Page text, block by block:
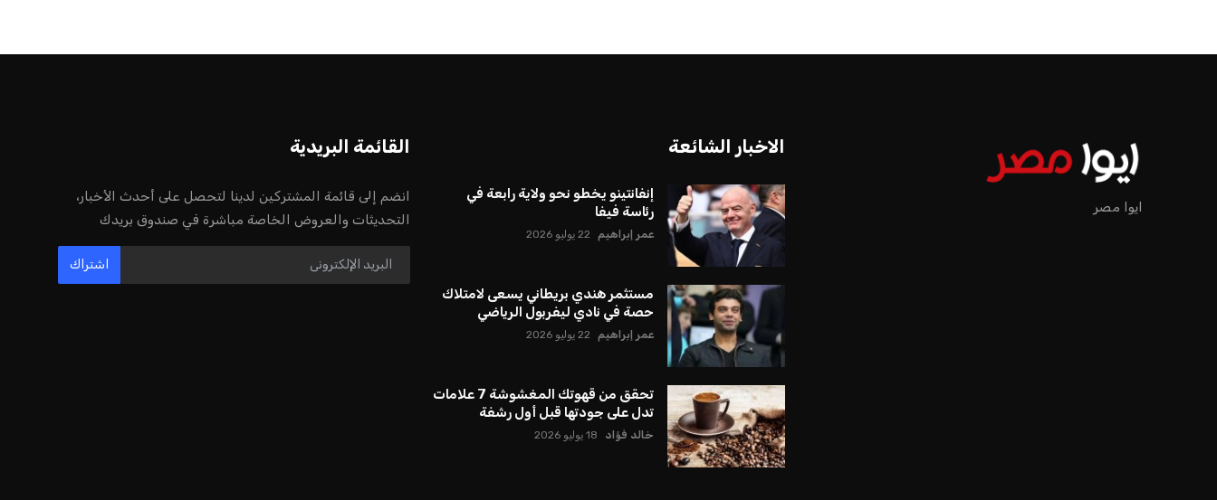
ايوا مصر
الاخبار الشائعة
إنفانتينو يخطو نحو ولاية رابعة في
رئاسة فيفا
عمر إبراهيم 22 يوليو 2026
مستثمر هندي بريطاني يسعى لامتلاك
حصة في نادي ليفربول الرياضي
عمر إبراهيم 22 يوليو 2026
تحقق من قهوتك المغشوشة 7 علامات
تدل على جودتها قبل أول رشفة
خالد فؤاد 18 يوليو 2026
القائمة البريدية
انضم إلى قائمة المشتركين لدينا لتحصل على أحدث الأخبار،
التحديثات والعروض الخاصة مباشرة في صندوق بريدك
اشتراك